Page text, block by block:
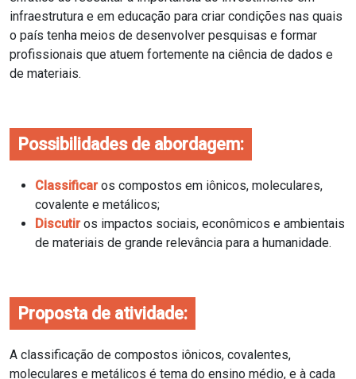
infraestrutura e em educação para criar condições nas quais
o país tenha meios de desenvolver pesquisas e formar
profissionais que atuem fortemente na ciência de dados e
de materiais.
Possibilidades de abordagem:
Classificaros compostos em iônicos, moleculares,
covalente e metálicos;
Discutiros impactos sociais, econômicos e ambientais
de materiais de grande relevância para a humanidade.
Proposta de atividade:
A classificação de compostos iônicos, covalentes,
moleculares e metálicos é tema do ensino médio, e à cada